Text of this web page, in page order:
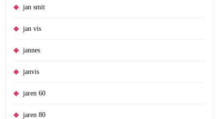
jan smit
jan vis
jannes
janvis
jaren 60
jaren 80